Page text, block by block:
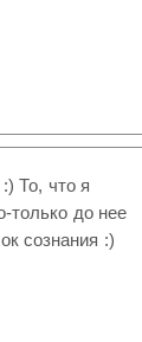
То, что я
только до нее
сознания :)